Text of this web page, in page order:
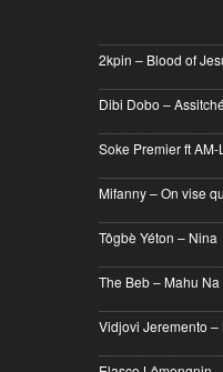
2kpin – Blood of
Dibi Dobo – Assitché
Soke Premier ft
Mifanny – On vise
Tôgbè Yéton – Nina
The Beb – Mahu Na
Vidjovi Jeremento –